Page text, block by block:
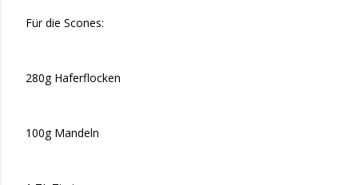
Für die Scones:
280g Haferflocken
100g Mandeln